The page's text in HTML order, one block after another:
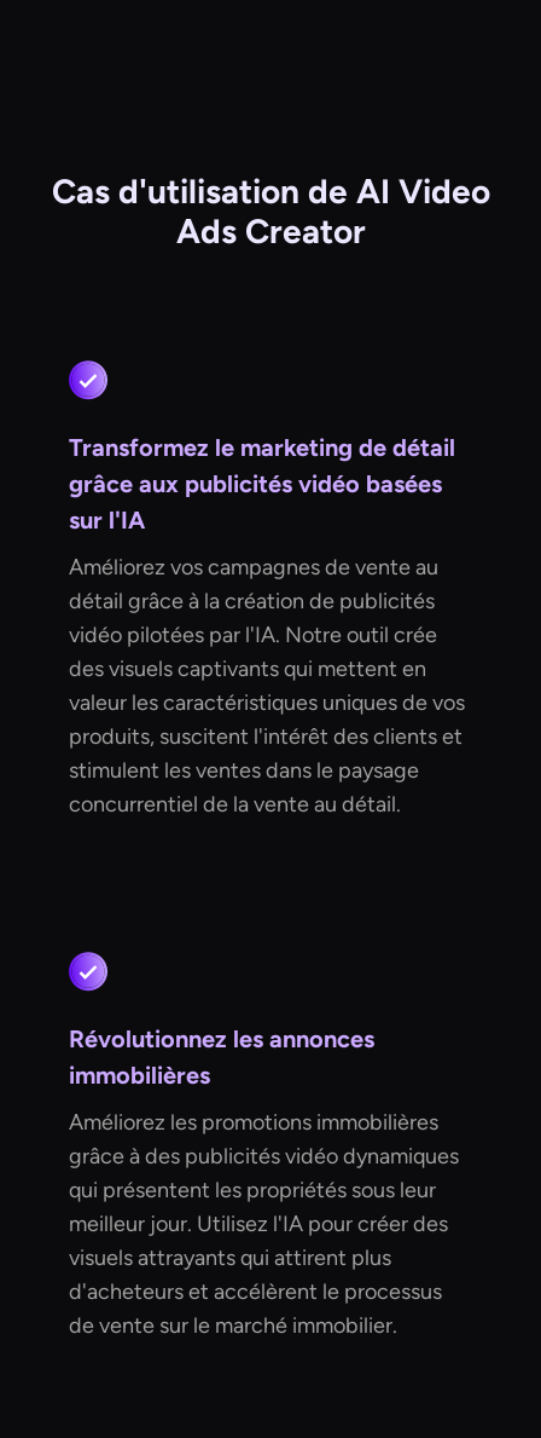
Cas d'utilisation de AI Video
Ads Creator
Transformez le marketing de détail
grâce aux publicités vidéo basées
sur l'IA
Améliorez vos campagnes de vente au
détail grâce à la création de publicités
vidéo pilotées par l'IA. Notre outil crée
des visuels captivants qui mettent en
valeur les caractéristiques uniques de vos
produits, suscitent l'intérêt des clients et
stimulent les ventes dans le paysage
concurrentiel de la vente au détail.
Révolutionnez les annonces
immobilières
Améliorez les promotions immobilières
grâce à des publicités vidéo dynamiques
qui présentent les propriétés sous leur
meilleur jour. Utilisez l'IA pour créer des
visuels attrayants qui attirent plus
d'acheteurs et accélèrent le processus
de vente sur le marché immobilier.